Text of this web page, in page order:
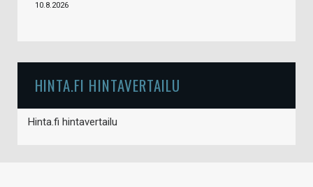
10.8.2026
HINTA.FI HINTAVERTAILU
Hinta.fi hintavertailu